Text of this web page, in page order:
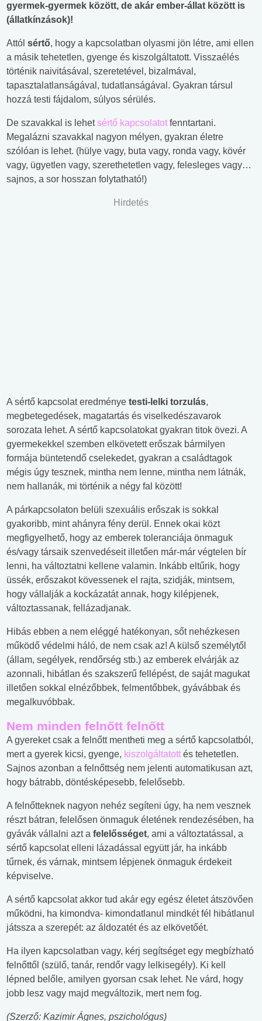
gyermek-gyermek között, de akár ember-állat között is
(állatkínzások)!
Attól sértő, hogy a kapcsolatban olyasmi jön létre, ami ellen
a másik tehetetlen, gyenge és kiszolgáltatott. Visszaélés
történik naivitásával, szeretetével, bizalmával,
tapasztalatlanságával, tudatlanságával. Gyakran társul
hozzá testi fájdalom, súlyos sérülés.
De szavakkal is lehetsértő kapcsolatot fenntartani.
Megalázni szavakkal nagyon mélyen, gyakran életre
szólóan is lehet. (hülye vagy, buta vagy, ronda vagy, kövér
vagy, ügyetlen vagy, szerethetetlen vagy, felesleges vagy…
sajnos, a sor hosszan folytatható!)
Hirdetés
A sértő kapcsolat eredménye testi-lelki torzulás,
megbetegedések, magatartás és viselkedészavarok
sorozata lehet. A sértő kapcsolatokat gyakran titok övezi. A
gyermekekkel szemben elkövetett erőszak bármilyen
formája büntetendő cselekedet, gyakran a családtagok
mégis úgy tesznek, mintha nem lenne, mintha nem látnák,
nem hallanák, mi történik a négy fal között!
A párkapcsolaton belüli szexuális erőszak is sokkal
gyakoribb, mint ahányra fény derül. Ennek okai közt
megfigyelhető, hogy az emberek toleranciája önmaguk
és/vagy társaik szenvedéseit illetően már-már végtelen bír
lenni, ha változtatni kellene valamin. Inkább eltűrik, hogy
üssék, erőszakot kövessenek el rajta, szidják, mintsem,
hogy vállalják a kockázatát annak, hogy kilépjenek,
változtassanak, fellázadjanak.
Hibás ebben a nem eléggé hatékonyan, sőt nehézkesen
működő védelmi háló, de nem csak az! A külső személytől
(állam, segélyek, rendőrség stb.) az emberek elvárják az
azonnali, hibátlan és szakszerű fellépést, de saját magukat
illetően sokkal elnézőbbek, felmentőbbek, gyávábbak és
megalkuvóbbak.
Nem minden felnőtt felnőtt
A gyereket csak a felnőtt mentheti meg a sértő kapcsolatból,
mert a gyerek kicsi, gyenge, kiszolgáltatott és tehetetlen.
Sajnos azonban a felnőttség nem jelenti automatikusan azt,
hogy bátrabb, döntésképesebb, felelősebb.
A felnőtteknek nagyon nehéz segíteni úgy, ha nem vesznek
részt bátran, felelősen önmaguk életének rendezésében, ha
gyávák vállalni azt a felelősséget, ami a változtatással, a
sértő kapcsolat elleni lázadással együtt jár, ha inkább
tűrnek, és várnak, mintsem lépjenek önmaguk érdekeit
képviselve.
A sértő kapcsolat akkor tud akár egy egész életet átszövően
működni, ha kimondva- kimondatlanul mindkét fél hibátlanul
játssza a szerepét: az áldozatét és az elkövetőét.
Ha ilyen kapcsolatban vagy, kérj segítséget egy megbízható
felnőttől (szülő, tanár, rendőr vagy lelkisegély). Ki kell
lépned belőle, amilyen gyorsan csak lehet. Ne várd, hogy
jobb lesz vagy majd megváltozik, mert nem fog.
(Szerző: Kazimir Ágnes, pszichológus)